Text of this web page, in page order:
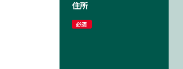
住所
必須